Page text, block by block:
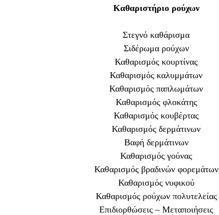
Καθαριστήριο ρούχων
Στεγνό καθάρισμα
Σιδέρωμα ρούχων
Καθαρισμός κουρτίνας
Καθαρισμός καλυμμάτων
Καθαρισμός παπλωμάτων
Καθαρισμός φλοκάτης
Καθαρισμός κουβέρτας
Καθαρισμός δερμάτινων
Βαφή δερμάτινων
Καθαρισμός γούνας
Καθαρισμός βραδινών φορεμάτων
Καθαρισμός νυφικού
Καθαρισμός ρούχων πολυτελείας
Επιδιορθώσεις – Μεταποιήσεις